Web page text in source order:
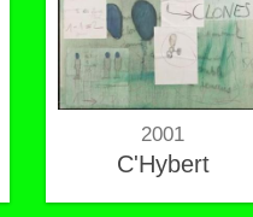
2001
C'Hybert